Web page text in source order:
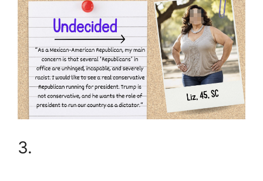
3.